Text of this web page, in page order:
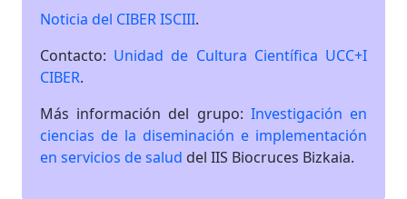
Noticia del CIBER ISCIII.
Contacto: Unidad de Cultura Científica UCC+I
CIBER.
Más información del grupo: Investigación en
ciencias de la diseminación e implementación
en servicios de salud del IIS Biocruces Bizkaia.